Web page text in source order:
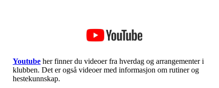
Youtube her finner du videoer fra hverdag og arrangementer i
klubben. Det er også videoer med informasjon om rutiner og
hestekunnskap.